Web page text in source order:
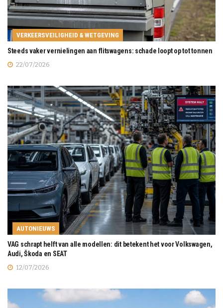
VERKEERSVEILIGHEID & WETGEVING
Steeds vaker vernielingen aan flitswagens: schade loopt op tot tonnen
22/07/2026
AUTONIEUWS
VAG schrapt helft van alle modellen: dit betekent het voor Volkswagen,
Audi, Škoda en SEAT
12/07/2026